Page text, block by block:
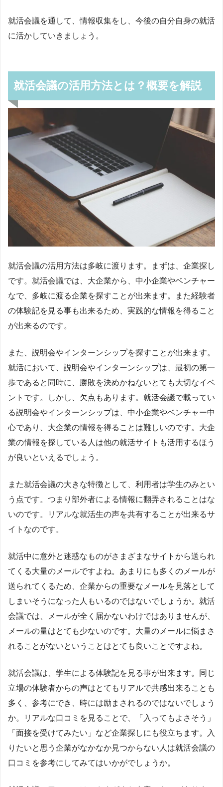
就活会議を通して、情報収集をし、今後の自分自身の就活
に活かしていきましょう。
就活会議の活用方法とは？概要を解説
就活会議の活用方法は多岐に渡ります。まずは、企業探し
です。就活会議では、大企業から、中小企業やベンチャー
なで、多岐に渡る企業を探すことが出来ます。また経験者
の体験記を見る事も出来るため、実践的な情報を得ること
が出来るのです。
また、説明会やインターンシップを探すことが出来ます。
就活において、説明会やインターンシップは、最初の第一
歩であると同時に、勝敗を決めかねないとても大切なイベ
ントです。しかし、欠点もあります。就活会議で載ってい
る説明会やインターンシップは、中小企業やベンチャー中
心であり、大企業の情報を得ることは難しいのです。大企
業の情報を探している人は他の就活サイトも活用するほう
が良いといえるでしょう。
また就活会議の大きな特徴として、利用者は学生のみとい
う点です。つまり部外者による情報に翻弄されることはな
いのです。リアルな就活生の声を共有することが出来るサ
イトなのです。
就活中に意外と迷惑なものがさまざまなサイトから送られ
てくる大量のメールですよね。あまりにも多くのメールが
送られてくるため、企業からの重要なメールを見落として
しまいそうになった人もいるのではないでしょうか。就活
会議では、メールが全く届かないわけではありませんが、
メールの量はとても少ないのです。大量のメールに悩まさ
れることがないということはとても良いことですよね。
就活会議は、学生による体験記を見る事が出来ます。同じ
立場の体験者からの声はとてもリアルで共感出来ることも
多く、参考にでき、時には励まされるのではないでしょう
か。リアルな口コミを見ることで、「入ってもよさそう」
「面接を受けてみたい」など企業探しにも役立ちます。入
りたいと思う企業がなかなか見つからない人は就活会議の
口コミを参考にしてみてはいかがでしょうか。